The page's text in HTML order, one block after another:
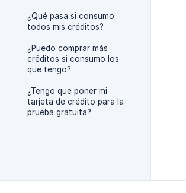
¿Qué pasa si consumo
todos mis créditos?
¿Puedo comprar más
créditos si consumo los
que tengo?
¿Tengo que poner mi
tarjeta de crédito para la
prueba gratuita?